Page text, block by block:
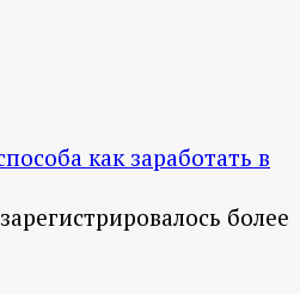
как заработать в
более